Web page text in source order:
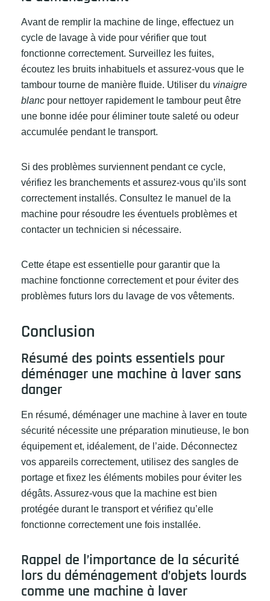
Avant de remplir la machine de linge, effectuez un
cycle de lavage à vide pour vérifier que tout
fonctionne correctement. Surveillez les fuites,
écoutez les bruits inhabituels et assurez-vous que le
tambour tourne de manière fluide. Utiliser du vinaigre
blanc pour nettoyer rapidement le tambour peut être
une bonne idée pour éliminer toute saleté ou odeur
accumulée pendant le transport.
Si des problèmes surviennent pendant ce cycle,
vérifiez les branchements et assurez-vous qu’ils sont
correctement installés. Consultez le manuel de la
machine pour résoudre les éventuels problèmes et
contacter un technicien si nécessaire.
Cette étape est essentielle pour garantir que la
machine fonctionne correctement et pour éviter des
problèmes futurs lors du lavage de vos vêtements.
Conclusion
Résumé des points essentiels pour
déménager une machine à laver sans
danger
En résumé, déménager une machine à laver en toute
sécurité nécessite une préparation minutieuse, le bon
équipement et, idéalement, de l’aide. Déconnectez
vos appareils correctement, utilisez des sangles de
portage et fixez les éléments mobiles pour éviter les
dégâts. Assurez-vous que la machine est bien
protégée durant le transport et vérifiez qu’elle
fonctionne correctement une fois installée.
Rappel de l’importance de la sécurité
lors du déménagement d’objets lourds
comme une machine à laver